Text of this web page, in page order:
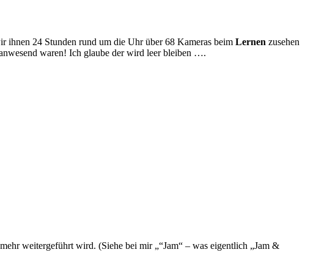
ihnen 24 Stunden rund um die Uhr über 68 Kameras beim Lernen zusehen
waren! Ich glaube der wird leer bleiben ….
weitergeführt wird. (Siehe bei mir „“Jam“ – was eigentlich „Jam &